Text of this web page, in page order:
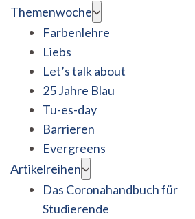
Themenwoche
Farbenlehre
Liebs
Let’s talk about
25 Jahre Blau
Tu-es-day
Barrieren
Evergreens
Artikelreihen
Das Coronahandbuch für
Studierende